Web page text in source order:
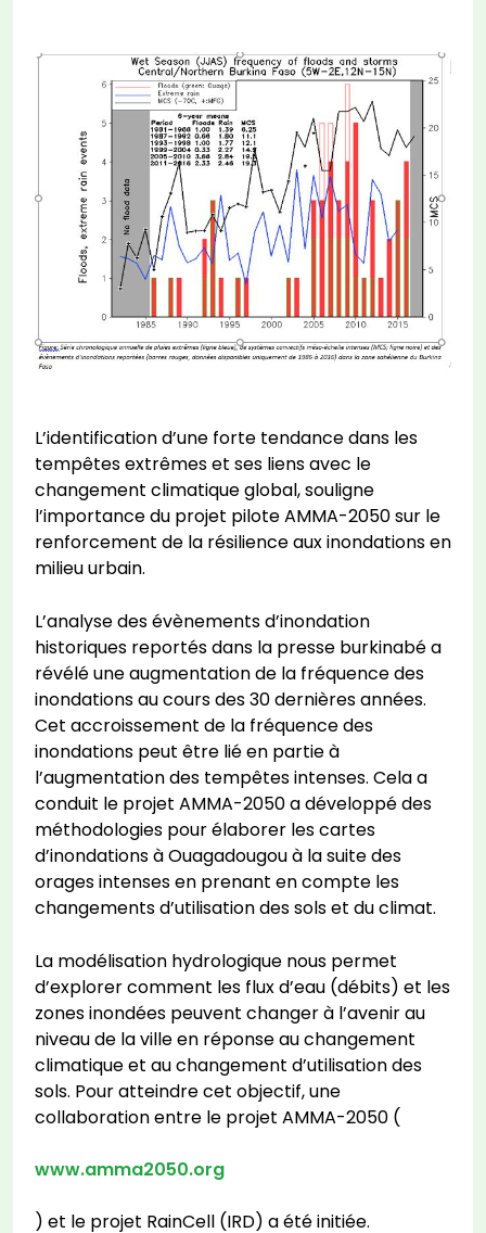
L’identification d’une forte tendance dans les
tempêtes extrêmes et ses liens avec le
changement climatique global, souligne
l’importance du projet pilote AMMA-2050 sur le
renforcement de la résilience aux inondations en
milieu urbain.
L’analyse des évènements d’inondation
historiques reportés dans la presse burkinabé a
révélé une augmentation de la fréquence des
inondations au cours des 30 dernières années.
Cet accroissement de la fréquence des
inondations peut être lié en partie à
l’augmentation des tempêtes intenses. Cela a
conduit le projet AMMA-2050 a développé des
méthodologies pour élaborer les cartes
d’inondations à Ouagadougou à la suite des
orages intenses en prenant en compte les
changements d’utilisation des sols et du climat.
La modélisation hydrologique nous permet
d’explorer comment les flux d’eau (débits) et les
zones inondées peuvent changer à l’avenir au
niveau de la ville en réponse au changement
climatique et au changement d’utilisation des
sols. Pour atteindre cet objectif, une
collaboration entre le projet AMMA-2050 (
www.amma2050.org
) et le projet RainCell (IRD) a été initiée.